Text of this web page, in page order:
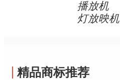
播放机
灯放映机
精品商标推荐